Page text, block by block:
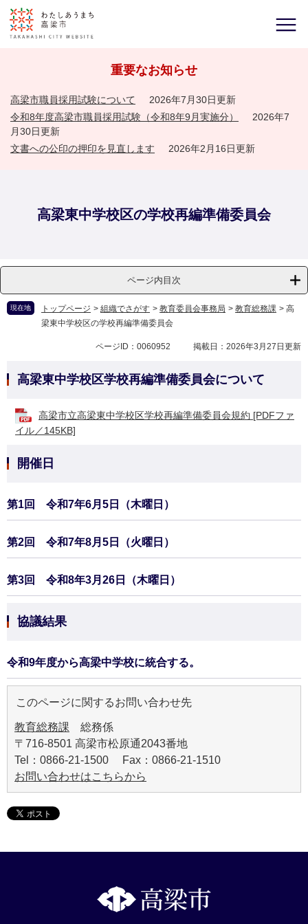
重要なお知らせ
高梁市職員採用試験について
2026年7月30日更新
令和8年度高梁市職員採用試験（令和8年9月実施分）
2026年7
月30日更新
文書への公印の押印を見直します
2026年2月16日更新
高梁東中学校区の学校再編準備委員会
ページ内目次
現在地 トップページ > 組織でさがす > 教育委員会事務局 > 教育総務課 > 高
梁東中学校区の学校再編準備委員会
ページID：0060952 掲載日：2026年3月27日更新
高梁東中学校区学校再編準備委員会について
高梁市立高梁東中学校区学校再編準備委員会規約 [PDFファ
イル／145KB]
開催日
第1回 令和7年6月5日（木曜日）
第2回 令和7年8月5日（火曜日）
第3回 令和8年3月26日（木曜日）
協議結果
令和9年度から高梁中学校に統合する。
このページに関するお問い合わせ先
教育総務課 総務係
〒716-8501 高梁市松原通2043番地
Tel：0866-21-1500 Fax：0866-21-1510
お問い合わせはこちらから